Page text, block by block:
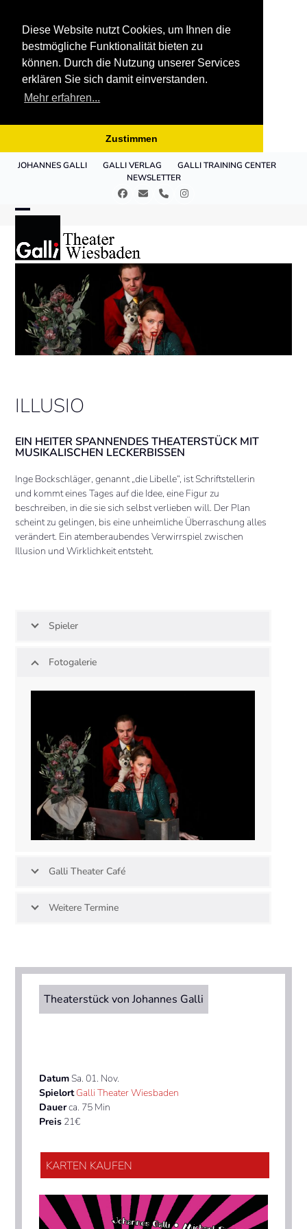
Diese Website nutzt Cookies, um Ihnen die
bestmögliche Funktionalität bieten zu
können. Durch die Nutzung unserer Services
erklären Sie sich damit einverstanden.
Mehr erfahren...
Zustimmen
JOHANNES GALLI GALLI VERLAG
GALLI TRAINING CENTER
NEWSLETTER
Facebook
E- TelefonInstagram
mobile
menu
mobile
menu
ILLUSIO
EIN HEITER SPANNENDES THEATERSTÜCK MIT
MUSIKALISCHEN LECKERBISSEN
Inge Bockschläger, genannt „die Libelle“, ist Schriftstellerin
und kommt eines Tages auf die Idee, eine Figur zu
beschreiben, in die sie sich selbst verlieben will. Der Plan
scheint zu gelingen, bis eine unheimliche Überraschung alles
verändert. Ein atemberaubendes Verwirrspiel zwischen
Illusion und Wirklichkeit entsteht.
Spieler
Fotogalerie
Galli Theater Café
Weitere Termine
Theaterstück von Johannes Galli
DatumSa. 01. Nov.
SpielortGalli Theater Wiesbaden
Dauerca. 75 Min
Preis 21€
KARTEN KAUFEN